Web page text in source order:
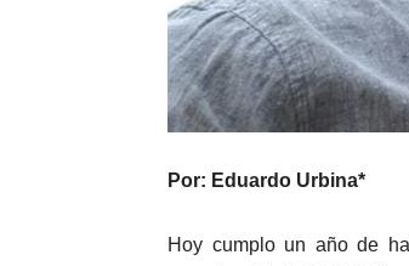
Por: Eduardo Urbina*
Hoy cumplo un año de